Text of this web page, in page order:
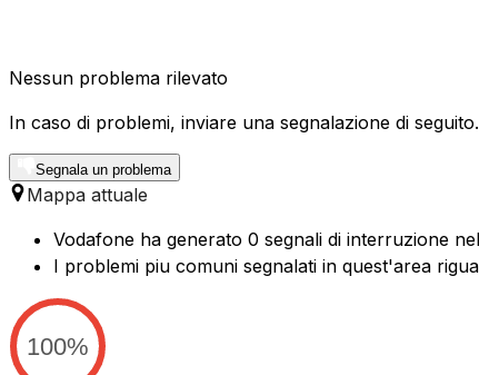
Nessun problema rilevato
In caso di problemi, inviare una segnalazione di seguito.
Segnala un problema
Mappa attuale
Vodafone ha generato 0 segnali di interruzione
I problemi piu comuni segnalati in quest'area
100%